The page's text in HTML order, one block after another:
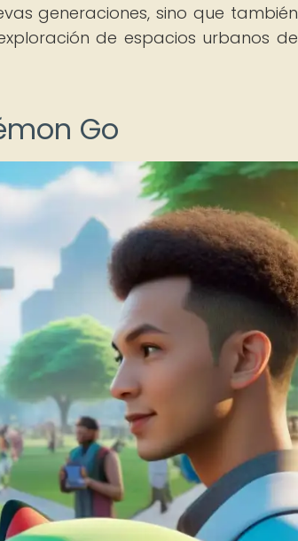
generaciones, sino que también
de espacios urbanos de
Go